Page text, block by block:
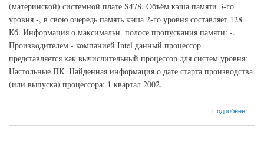
(материнской) системной плате S478. Объём кэша памяти 3-го
уровня -, в свою очередь память кэша 2-го уровня составляет 128
Кб. Информация о максимальн. полосе пропускания памяти: -.
Производителем - компанией Intel данный процессор
представляется как вычислительный процессор для систем уровня:
Настольные ПК. Найденная информация о дате старта производства
(или выпуска) процессора: 1 квартал 2002.
Подробнее
о Процессор Intel Celeron-- Northwood (2000MHz, S478, L3 -, L2 128 Кб)